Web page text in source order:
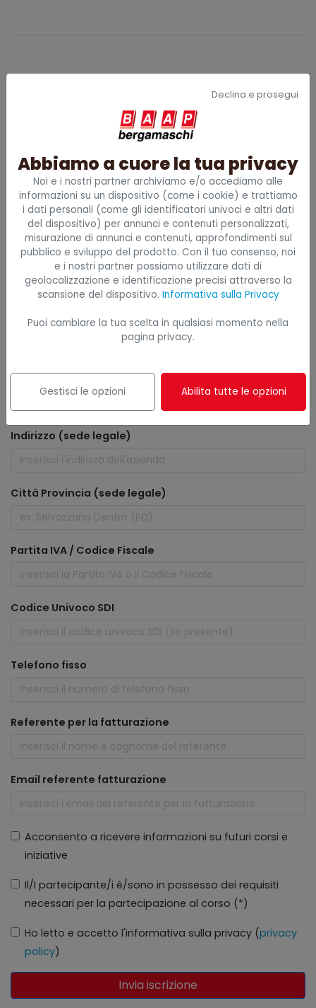
PRENOTA ORA IL CORSO
Compila il modulo per riservare subito il tuo posto.
L'iscrizione è rapida e ti garantisce di riservare il
posto e ricevere tutti i dettagli organizzativi via email.
Referente formazione
Email referente
Fatturazione: Ragione sociale
Indirizzo (sede legale)
Città Provincia (sede legale)
Partita IVA / Codice Fiscale
Codice Univoco SDI
Telefono fisso
Referente per la fatturazione
Email referente fatturazione
Acconsento a ricevere informazioni su futuri corsi e
iniziative
Il/I partecipante/i è/sono in possesso dei requisiti
necessari per la partecipazione al corso (*)
Ho letto e accetto l'informativa sulla privacy (privacy
policy)
Invia iscrizione
Declina e prosegui
Abbiamo a cuore la tua privacy
Noi e i nostri partner archiviamo e/o accediamo alle
informazioni su un dispositivo (come i cookie) e trattiamo
i dati personali (come gli identificatori univoci e altri dati
del dispositivo) per annunci e contenuti personalizzati,
misurazione di annunci e contenuti, approfondimenti sul
pubblico e sviluppo del prodotto. Con il tuo consenso, noi
e i nostri partner possiamo utilizzare dati di
geolocalizzazione e identificazione precisi attraverso la
scansione del dispositivo. Informativa sulla Privacy
Puoi cambiare la tua scelta in qualsiasi momento nella
pagina privacy.
Gestisci le opzioni Abilita tutte le opzioni